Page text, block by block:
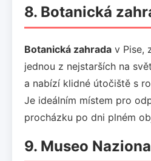
8. Botanická
Botanická zahrada v Pise,
jednou z nejstarších na
a nabízí klidné útočiště s
Je ideálním místem pro
procházku po dni plném
9. Museo